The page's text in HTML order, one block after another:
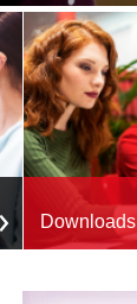
Downloads